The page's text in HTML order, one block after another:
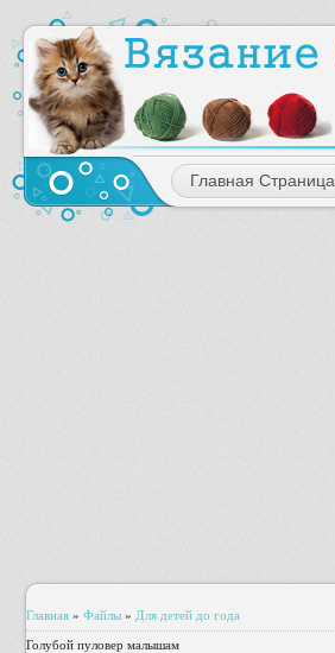
Главная Страница
Главная » Файлы » Для детей до года
Голубой пуловер малышам